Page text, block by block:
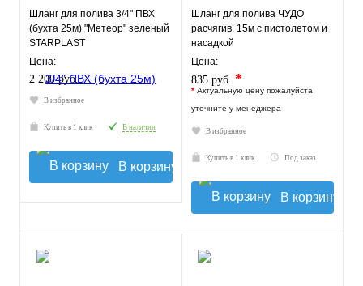
Шланг для полива 3/4" ПВХ
(бухта 25м) "Метеор" зеленый
STARPLAST
Цена:
2 200 руб.
В избранное
Купить в 1 клик В наличии
В корзину
Шланг для полива ЧУДО
расчягив. 15м с пистолетом и
насадкой
Цена:
835 руб. *
* Актуальную цену пожалуйста
уточните у менеджера
В избранное
Купить в 1 клик Под заказ
В корзину